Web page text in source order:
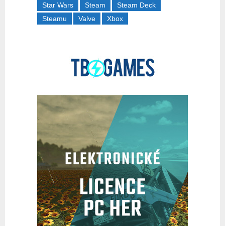
Star Wars
Steam
Steam Deck
Steamu
Valve Xbox